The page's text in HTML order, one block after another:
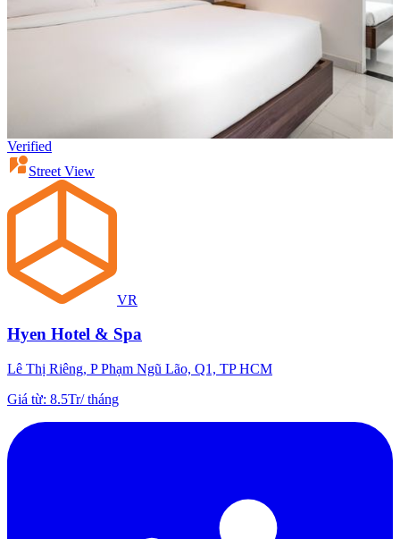
Verified
Street View
VR
Hyen Hotel & Spa
Lê Thị Riêng, P Phạm Ngũ Lão, Q1, TP HCM
Giá từ: 8.5Tr/tháng